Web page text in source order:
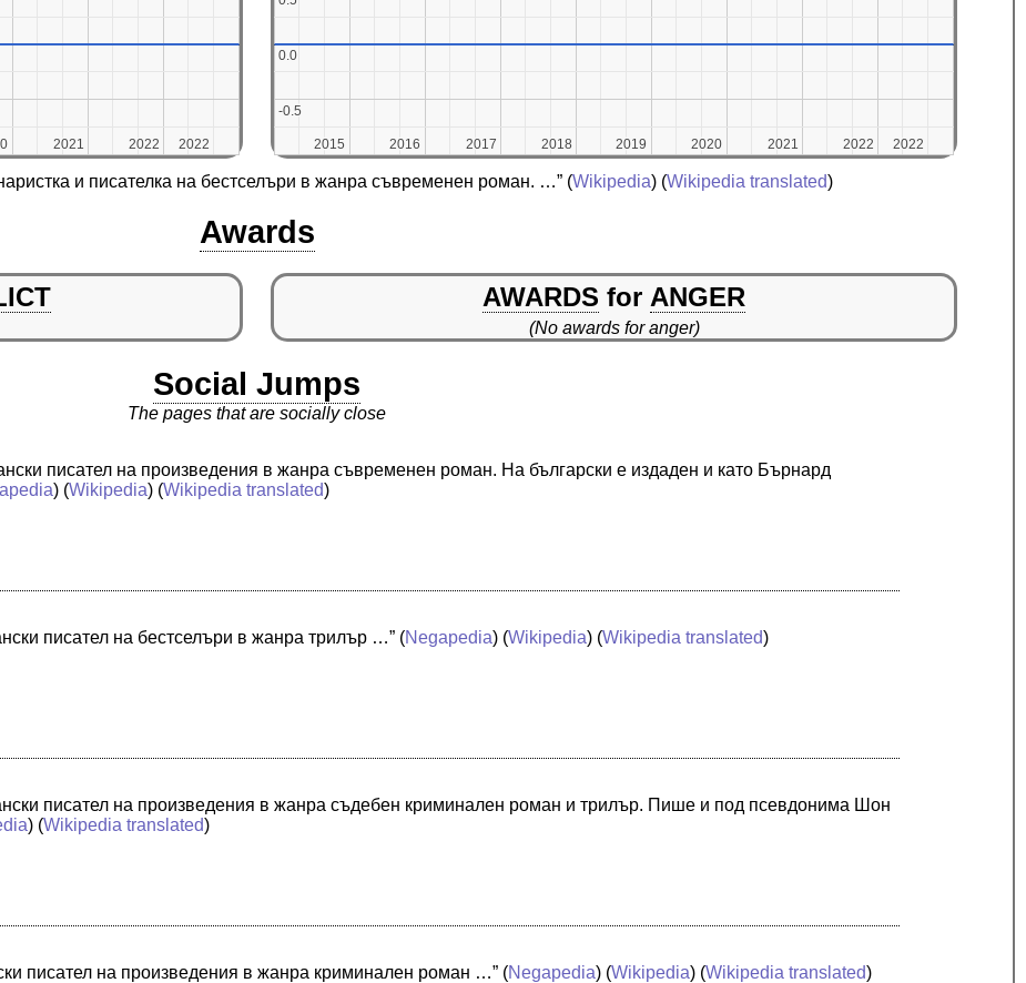
2021
2021 2022
2022 2022
2022 2015
2015 2016
2016 2017
2017 2018
2018 2019
2019 2020
2020 2021
2021 2022
2022 2022
2022
-0.5
-0.5
0.0
0.0
и писателка на бестселъри в жанра съвременен роман. …” (Wikipedia) (Wikipedia translated)
Awards
AWARDS for ANGER
(No awards for anger)
Social Jumps
The pages that are socially close
писател на произведения в жанра съвременен роман. На български е издаден и като Бърнард
) (Wikipedia) (Wikipedia translated)
писател на бестселъри в жанра трилър …” (Negapedia) (Wikipedia) (Wikipedia translated)
писател на произведения в жанра съдебен криминален роман и трилър. Пише и под псевдонима Шон
) (Wikipedia translated)
писател на произведения в жанра криминален роман …” (Negapedia) (Wikipedia) (Wikipedia translated)